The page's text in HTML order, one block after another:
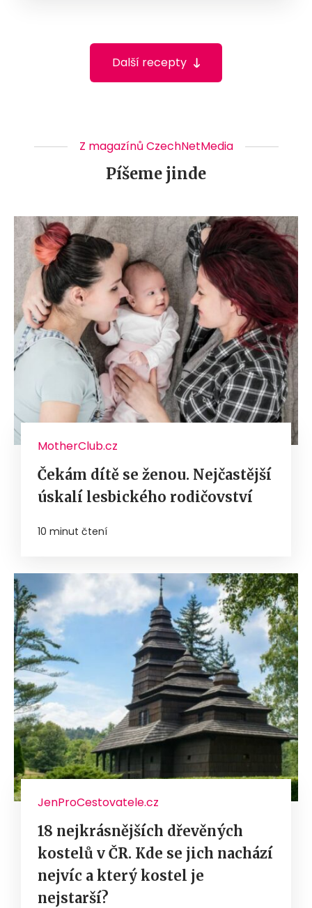
Další recepty
Z magazínů CzechNetMedia
Píšeme jinde
MotherClub.cz
Čekám dítě se ženou. Nejčastější
úskalí lesbického rodičovství
10 minut čtení
JenProCestovatele.cz
18 nejkrásnějších dřevěných
kostelů v ČR. Kde se jich nachází
nejvíc a který kostel je
nejstarší?